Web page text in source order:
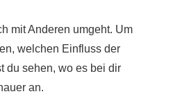
mit Anderen umgeht. Um
welchen Einfluss der
du sehen, wo es bei dir
an.